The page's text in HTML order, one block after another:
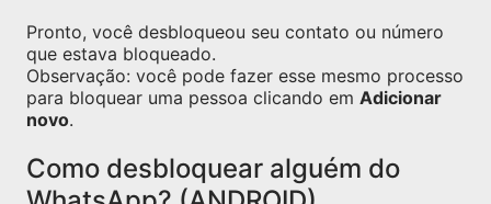
Pronto, você desbloqueou seu contato ou número
que estava bloqueado.
Observação: você pode fazer esse mesmo processo
para bloquear uma pessoa clicando em Adicionar
novo.
Como desbloquear alguém do